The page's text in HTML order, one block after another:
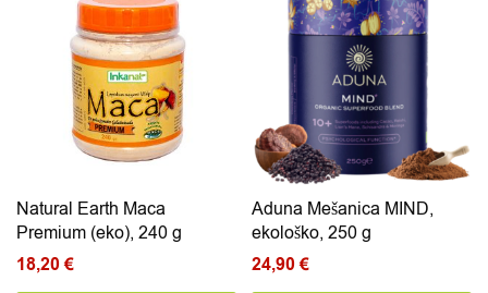
Natural Earth Maca
Premium (eko), 240 g
18,20€
Aduna Mešanica MIND,
ekološko, 250 g
24,90€